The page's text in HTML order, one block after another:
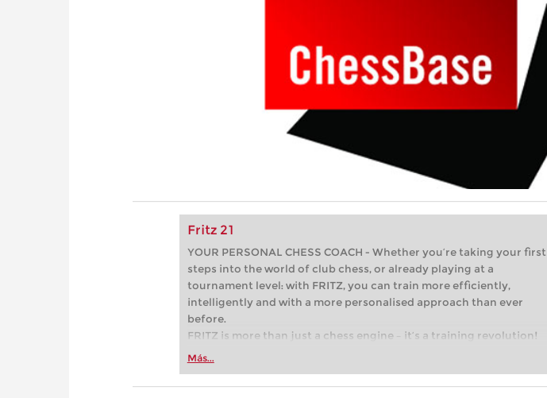
Fritz 21
YOUR PERSONAL CHESS COACH - Whether you’re taking your first
steps into the world of club chess, or already playing at a
tournament level: with FRITZ, you can train more efficiently,
intelligently and with a more personalised approach than ever
before.
FRITZ is more than just a chess engine – it’s a training revolution!
Whether you’re taking your first steps into the world of club chess,
more efficiently, intelligently and with a more personalised
Más...